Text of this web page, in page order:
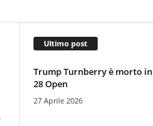
Ultimo post
Trump Turnberry è morto in
28 Open
27 Aprile 2026